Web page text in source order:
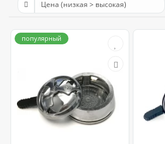
популярный